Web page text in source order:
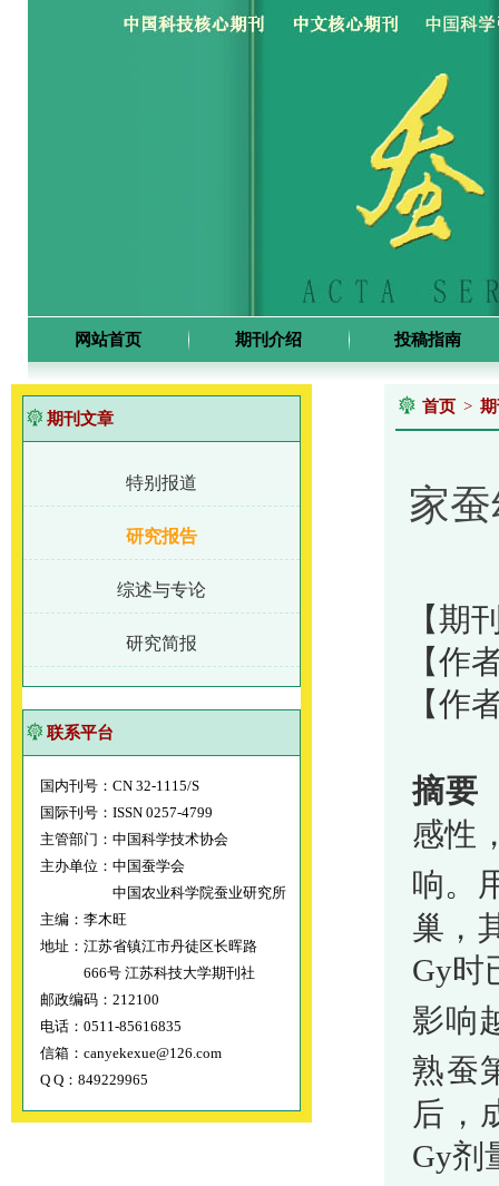
网站首页 期刊介绍 投稿指南
期刊文章
特别报道
研究报告
综述与专论
研究简报
联系平台
国内刊号：CN 32-1115/S
国际刊号：ISSN 0257-4799
主管部门：中国科学技术协会
主办单位：中国蚕学会
中国农业科学院蚕业研究所
主编：李木旺
地址：江苏省镇江市丹徒区长晖路
666号 江苏科技大学期刊社
邮政编码：212100
电话：0511-85616835
信箱：canyekexue@126.com
Q Q：849229965
首页 >
家
【期
【作
【作
摘要
感性
响。
巢，
Gy时
影响
熟蚕
后，
Gy剂